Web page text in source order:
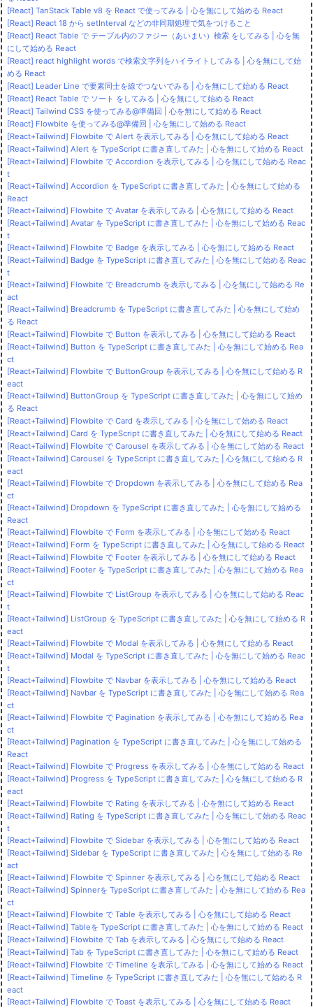
[React] TanStack Table v8 を React で使ってみる | 心を無にして始める React
[React] React 18 から setInterval などの非同期処理で気をつけること
[React] React Table で テーブル内のファジー（あいまい）検索 をしてみる | 心を無
にして始める React
[React] react highlight words で検索文字列をハイライトしてみる | 心を無にして始
める React
[React] Leader Line で要素同士を線でつないでみる | 心を無にして始める React
[React] React Table で ソート をしてみる | 心を無にして始める React
[React] Tailwind CSS を使ってみる@準備回 | 心を無にして始める React
[React] Flowbite を使ってみる@準備回 | 心を無にして始める React
[React+Tailwind] Flowbite で Alert を表示してみる | 心を無にして始める React
[React+Tailwind] Alert を TypeScript に書き直してみた | 心を無にして始める React
[React+Tailwind] Flowbite で Accordion を表示してみる | 心を無にして始める Reac
t
[React+Tailwind] Accordion を TypeScript に書き直してみた | 心を無にして始める
React
[React+Tailwind] Flowbite で Avatar を表示してみる | 心を無にして始める React
[React+Tailwind] Avatar を TypeScript に書き直してみた | 心を無にして始める Reac
t
[React+Tailwind] Flowbite で Badge を表示してみる | 心を無にして始める React
[React+Tailwind] Badge を TypeScript に書き直してみた | 心を無にして始める Reac
t
[React+Tailwind] Flowbite で Breadcrumb を表示してみる | 心を無にして始める Re
act
[React+Tailwind] Breadcrumb を TypeScript に書き直してみた | 心を無にして始め
る React
[React+Tailwind] Flowbite で Button を表示してみる | 心を無にして始める React
[React+Tailwind] Button を TypeScript に書き直してみた | 心を無にして始める Rea
ct
[React+Tailwind] Flowbite で ButtonGroup を表示してみる | 心を無にして始める R
eact
[React+Tailwind] ButtonGroup を TypeScript に書き直してみた | 心を無にして始め
る React
[React+Tailwind] Flowbite で Card を表示してみる | 心を無にして始める React
[React+Tailwind] Card を TypeScript に書き直してみた | 心を無にして始める React
[React+Tailwind] Flowbite で Carousel を表示してみる | 心を無にして始める React
[React+Tailwind] Carousel を TypeScript に書き直してみた | 心を無にして始める R
eact
[React+Tailwind] Flowbite で Dropdown を表示してみる | 心を無にして始める Rea
ct
[React+Tailwind] Dropdown を TypeScript に書き直してみた | 心を無にして始める
React
[React+Tailwind] Flowbite で Form を表示してみる | 心を無にして始める React
[React+Tailwind] Form を TypeScript に書き直してみた | 心を無にして始める React
[React+Tailwind] Flowbite で Footer を表示してみる | 心を無にして始める React
[React+Tailwind] Footer を TypeScript に書き直してみた | 心を無にして始める Rea
ct
[React+Tailwind] Flowbite で ListGroup を表示してみる | 心を無にして始める Reac
t
[React+Tailwind] ListGroup を TypeScript に書き直してみた | 心を無にして始める R
eact
[React+Tailwind] Flowbite で Modal を表示してみる | 心を無にして始める React
[React+Tailwind] Modal を TypeScript に書き直してみた | 心を無にして始める Reac
t
[React+Tailwind] Flowbite で Navbar を表示してみる | 心を無にして始める React
[React+Tailwind] Navbar を TypeScript に書き直してみた | 心を無にして始める Rea
ct
[React+Tailwind] Flowbite で Pagination を表示してみる | 心を無にして始める Rea
ct
[React+Tailwind] Pagination を TypeScript に書き直してみた | 心を無にして始める
React
[React+Tailwind] Flowbite で Progress を表示してみる | 心を無にして始める React
[React+Tailwind] Progress を TypeScript に書き直してみた | 心を無にして始める R
eact
[React+Tailwind] Flowbite で Rating を表示してみる | 心を無にして始める React
[React+Tailwind] Rating を TypeScript に書き直してみた | 心を無にして始める Reac
t
[React+Tailwind] Flowbite で Sidebar を表示してみる | 心を無にして始める React
[React+Tailwind] Sidebar を TypeScript に書き直してみた | 心を無にして始める Re
act
[React+Tailwind] Flowbite で Spinner を表示してみる | 心を無にして始める React
[React+Tailwind] Spinnerを TypeScript に書き直してみた | 心を無にして始める Rea
ct
[React+Tailwind] Flowbite で Table を表示してみる | 心を無にして始める React
[React+Tailwind] Tableを TypeScript に書き直してみた | 心を無にして始める React
[React+Tailwind] Flowbite で Tab を表示してみる | 心を無にして始める React
[React+Tailwind] Tab を TypeScript に書き直してみた | 心を無にして始める React
[React+Tailwind] Flowbite で Timeline を表示してみる | 心を無にして始める React
[React+Tailwind] Timeline を TypeScript に書き直してみた | 心を無にして始める R
eact
[React+Tailwind] Flowbite で Toast を表示してみる | 心を無にして始める React